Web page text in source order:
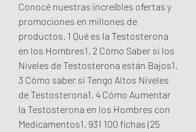
Conocé nuestras increíbles ofertas y
promociones en millones de
productos. 1 Qué es la Testosterona
en los Hombres1. 2 Cómo Saber si los
Niveles de Testosterona están Bajos1.
3 Cómo saber si Tengo Altos Niveles
de Testosterona1. 4 Cómo Aumentar
la Testosterona en los Hombres con
Medicamentos1. 931 100 fichas (25